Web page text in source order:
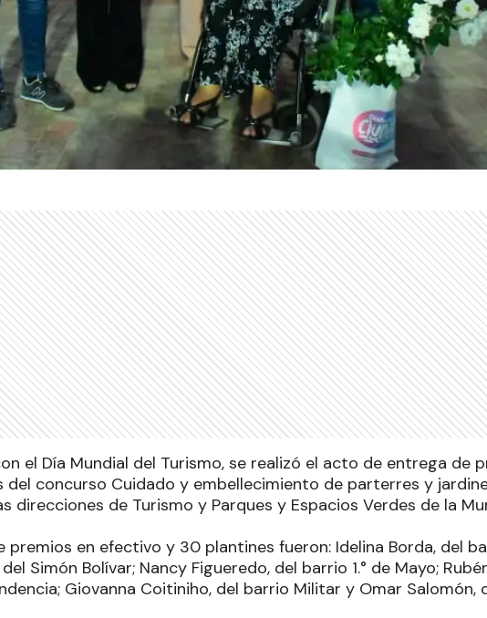
el Día Mundial del Turismo, se realizó el acto de entrega de
del concurso Cuidado y embellecimiento de parterres y
direcciones de Turismo y Parques y Espacios Verdes de la
premios en efectivo y 30 plantines fueron: Idelina Borda, del
Simón Bolívar; Nancy Figueredo, del barrio 1.° de Mayo;
Giovanna Coitiniho, del barrio Militar y Omar Salomón,